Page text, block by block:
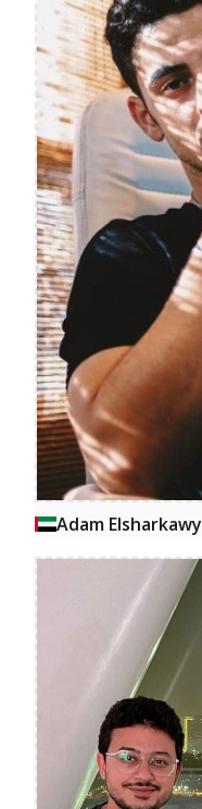
Adam Elsharkawy